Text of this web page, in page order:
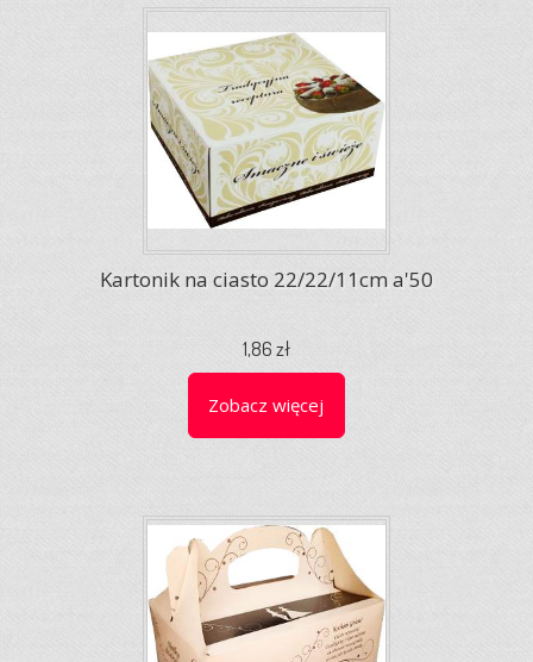
Kartonik na ciasto 22/22/11cm a'50
1,86 zł
Zobacz więcej